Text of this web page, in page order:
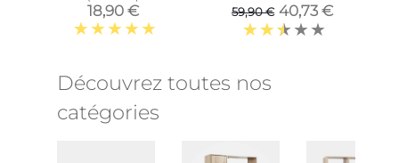
18,90 €
cm (Turquoise)
59,90 € 40,73 €
Découvrez toutes nos
catégories